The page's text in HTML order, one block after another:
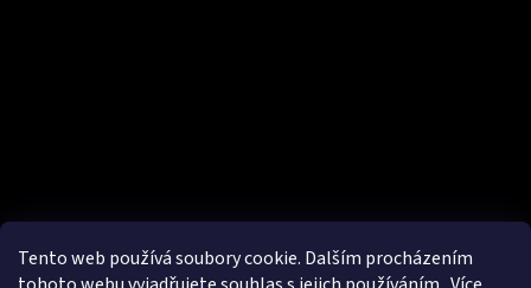
Tento web používá soubory cookie. Dalším procházením